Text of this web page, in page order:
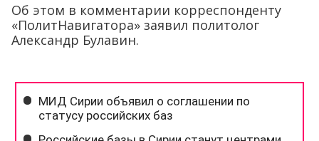
Об этом в комментарии корреспонденту
«ПолитНавигатора» заявил политолог
Александр Булавин.